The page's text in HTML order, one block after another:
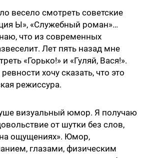
весело смотреть советские
Ы», «Служебный роман»…
что из современных
Лет пять назад мне
«Горько!» и «Гуляй, Вася!».
хочу сказать, что это
режиссура.
визуальный юмор. Я получаю
от шутки без слов,
ощущениях». Юмор,
глазами, физическим